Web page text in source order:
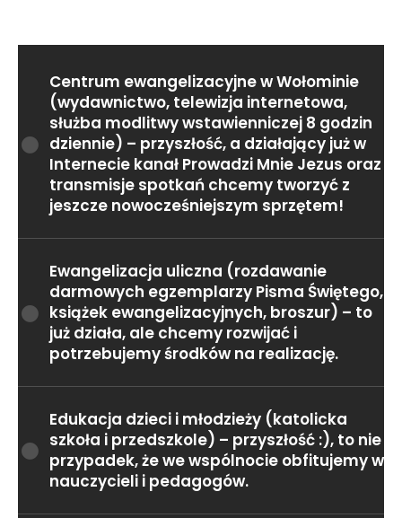
Centrum ewangelizacyjne w Wołominie
(wydawnictwo, telewizja internetowa,
służba modlitwy wstawienniczej 8 godzin
dziennie) – przyszłość, a działający już w
Internecie kanał Prowadzi Mnie Jezus oraz
transmisje spotkań chcemy tworzyć z
jeszcze nowocześniejszym sprzętem!
Ewangelizacja uliczna (rozdawanie
darmowych egzemplarzy Pisma Świętego,
książek ewangelizacyjnych, broszur) – to
już działa, ale chcemy rozwijać i
potrzebujemy środków na realizację.
Edukacja dzieci i młodzieży (katolicka
szkoła i przedszkole) – przyszłość :), to nie
przypadek, że we wspólnocie obfitujemy w
nauczycieli i pedagogów.